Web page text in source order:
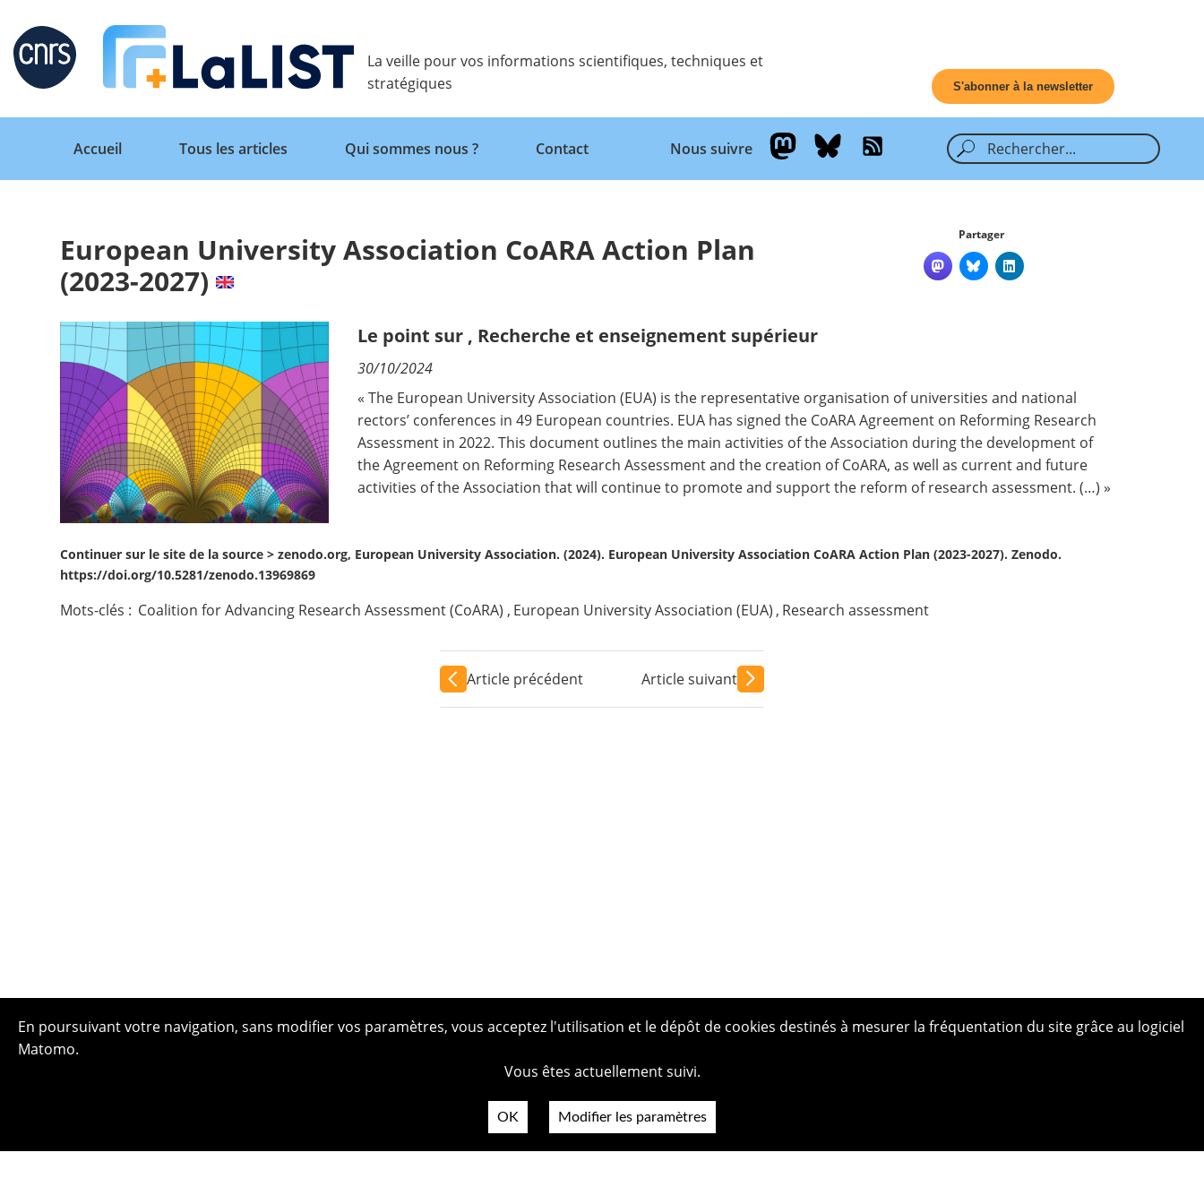
Retour
Accueil
Tous les articles
Qui sommes nous ?
Contact
Nous suivre
La veille pour vos informations scientifiques, techniques et
stratégiques
S'abonner à la newsletter
Retour
Accueil
Tous les articles Qui sommes nous ? Contact Nous suivre
European University Association CoARA Action Plan
(2023-2027)
Partager
Le point sur , Recherche et enseignement supérieur
30/10/2024
« The European University Association (EUA) is the representative organisation of universities and national
rectors’ conferences in 49 European countries. EUA has signed the CoARA Agreement on Reforming Research
Assessment in 2022. This document outlines the main activities of the Association during the development of
the Agreement on Reforming Research Assessment and the creation of CoARA, as well as current and future
activities of the Association that will continue to promote and support the reform of research assessment. (…) »
Continuer sur le site de la source >zenodo.org, European University Association. (2024). European University Association CoARA Action Plan (2023-2027). Zenodo.
https://doi.org/10.5281/zenodo.13969869
Mots-clés : Coalition for Advancing Research Assessment (CoARA) , European University Association (EUA) , Research assessment
Article précédent Article suivant
En poursuivant votre navigation, sans modifier vos paramètres, vous acceptez l'utilisation et le dépôt de cookies destinés à mesurer la fréquentation du site grâce au logiciel
Matomo.
Vous êtes actuellement suivi.
OK Modifier les paramètres